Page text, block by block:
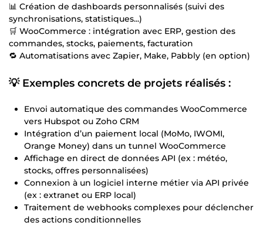
📊 Création de dashboards personnalisés (suivi des
synchronisations, statistiques...)
🛒 WooCommerce : intégration avec ERP, gestion des
commandes, stocks, paiements, facturation
🔁 Automatisations avec Zapier, Make, Pabbly (en option)
💡 Exemples concrets de projets réalisés :
Envoi automatique des commandes WooCommerce
vers Hubspot ou Zoho CRM
Intégration d’un paiement local (MoMo, IWOMI,
Orange Money) dans un tunnel WooCommerce
Affichage en direct de données API (ex : météo,
stocks, offres personnalisées)
Connexion à un logiciel interne métier via API privée
(ex : extranet ou ERP local)
Traitement de webhooks complexes pour déclencher
des actions conditionnelles